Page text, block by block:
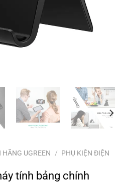
UGREEN / PHỤ KIỆN ĐIỆN
tính bảng chính